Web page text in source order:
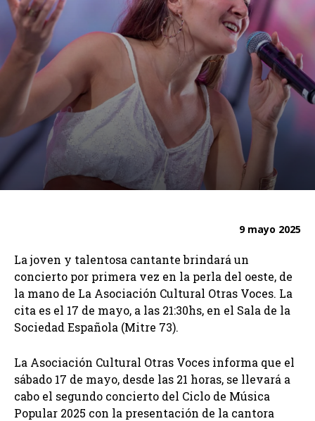
9 mayo 2025
La joven y talentosa cantante brindará un
concierto por primera vez en la perla del oeste, de
la mano de La Asociación Cultural Otras Voces. La
cita es el 17 de mayo, a las 21:30hs, en el Sala de la
Sociedad Española (Mitre 73).
La Asociación Cultural Otras Voces informa que el
sábado 17 de mayo, desde las 21 horas, se llevará a
cabo el segundo concierto del Ciclo de Música
Popular 2025 con la presentación de la cantora